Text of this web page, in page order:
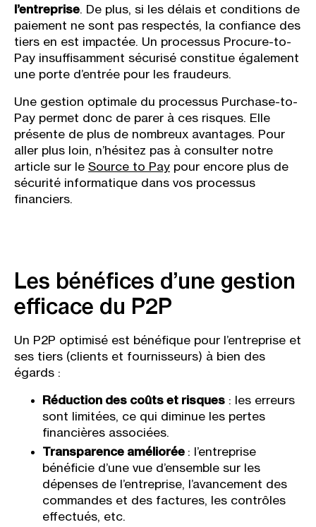
l’entreprise. De plus, si les délais et conditions de
paiement ne sont pas respectés, la confiance des
tiers en est impactée. Un processus Procure-to-
Pay insuffisamment sécurisé constitue également
une porte d’entrée pour les fraudeurs.
Une gestion optimale du processus Purchase-to-
Pay permet donc de parer à ces risques. Elle
présente de plus de nombreux avantages. Pour
aller plus loin, n’hésitez pas à consulter notre
article sur le Source to Pay pour encore plus de
sécurité informatique dans vos processus
financiers.
Les bénéfices d’une gestion
efficace du P2P
Un P2P optimisé est bénéfique pour l’entreprise et
ses tiers (clients et fournisseurs) à bien des
égards :
Réduction des coûts et risques : les erreurs
sont limitées, ce qui diminue les pertes
financières associées.
Transparence améliorée : l’entreprise
bénéficie d’une vue d’ensemble sur les
dépenses de l’entreprise, l’avancement des
commandes et des factures, les contrôles
effectués, etc.